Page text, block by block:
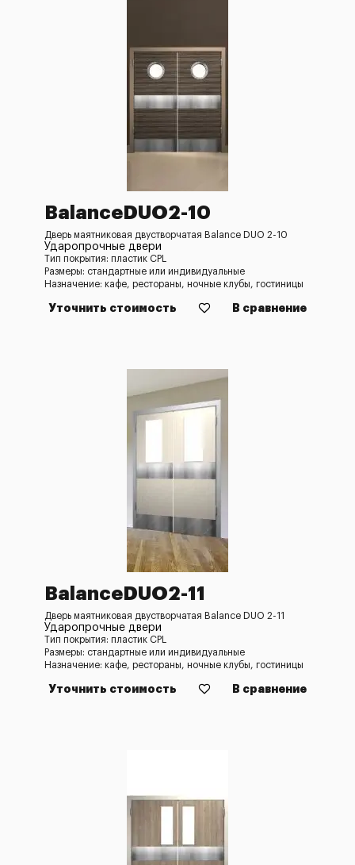
BalanceDUO2-10
Дверь маятниковая двустворчатая Balance DUO 2-10
Ударопрочные двери
Тип покрытия: пластик CPL
Размеры: стандартные или индивидуальные
Назначение: кафе, рестораны, ночные клубы, гостиницы
Уточнить стоимость В сравнение
BalanceDUO2-11
Дверь маятниковая двустворчатая Balance DUO 2-11
Ударопрочные двери
Тип покрытия: пластик CPL
Размеры: стандартные или индивидуальные
Назначение: кафе, рестораны, ночные клубы, гостиницы
Уточнить стоимость В сравнение